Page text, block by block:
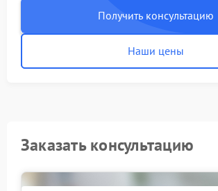
Получить консультацию
Наши цены
Заказать консультацию